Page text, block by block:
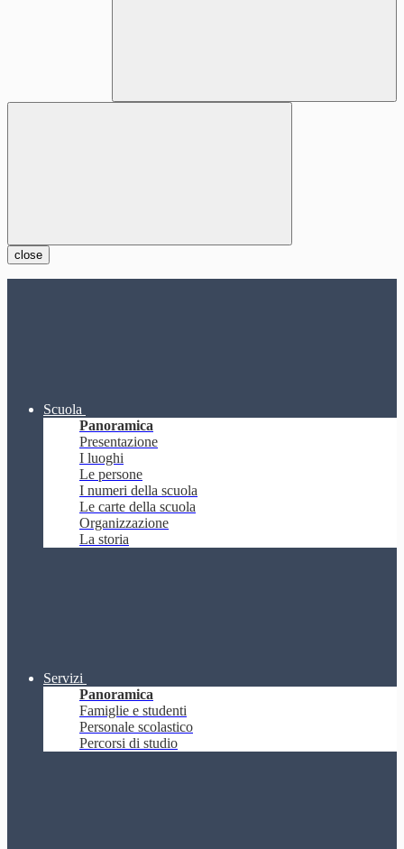
close
Scuola
Panoramica
Presentazione
I luoghi
Le persone
I numeri della scuola
Le carte della scuola
Organizzazione
La storia
Servizi
Panoramica
Famiglie e studenti
Personale scolastico
Percorsi di studio